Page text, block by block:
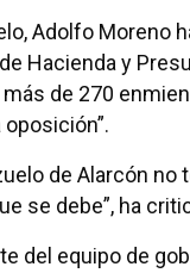
Adolfo Moreno
Hacienda y
de 270
de Alarcón
se debe”, ha
del equipo de